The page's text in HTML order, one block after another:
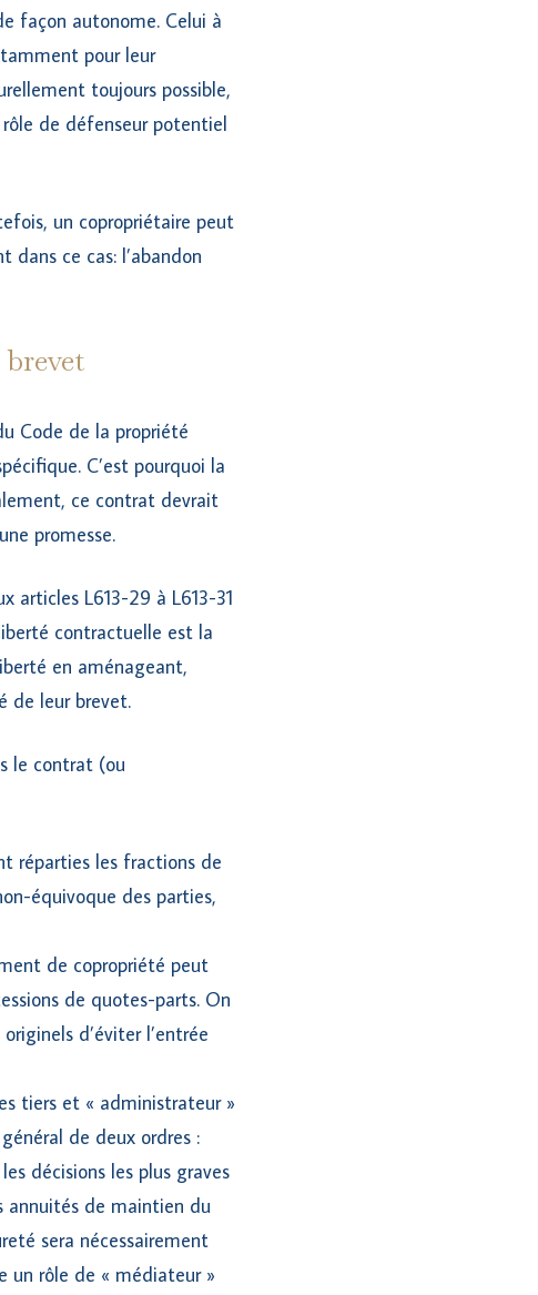
façon autonome. Celui à
pour leur
toujours possible,
de défenseur potentiel
un copropriétaire peut
ce cas: l’abandon
Code de la propriété
C’est pourquoi la
ce contrat devrait
promesse.
articles L613-29 à L613-31
contractuelle est la
en aménageant,
de leur brevet.
le contrat (ou
réparties les fractions de
équivoque des parties,
de copropriété peut
de quotes-parts. On
d’éviter l’entrée
tiers et « administrateur »
de deux ordres :
décisions les plus graves
annuités de maintien du
sera nécessairement
un rôle de « médiateur »